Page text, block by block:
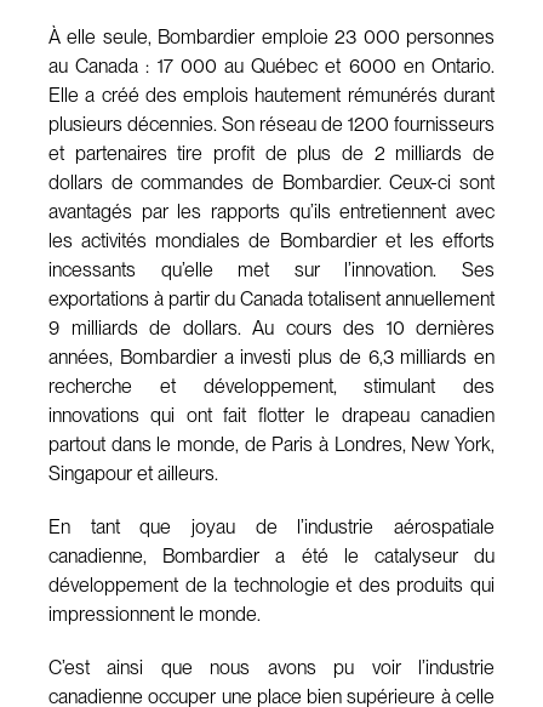
À elle seule, Bombardier emploie 23 000 personnes
au Canada : 17 000 au Québec et 6000 en Ontario.
Elle a créé des emplois hautement rémunérés durant
plusieurs décennies. Son réseau de 1200 fournisseurs
et partenaires tire profit de plus de 2 milliards de
dollars de commandes de Bombardier. Ceux-ci sont
avantagés par les rapports qu’ils entretiennent avec
les activités mondiales de Bombardier et les efforts
incessants qu’elle met sur l’innovation. Ses
exportations à partir du Canada totalisent annuellement
9 milliards de dollars. Au cours des 10 dernières
années, Bombardier a investi plus de 6,3 milliards en
recherche et développement, stimulant des
innovations qui ont fait flotter le drapeau canadien
partout dans le monde, de Paris à Londres, New York,
Singapour et ailleurs.
En tant que joyau de l’industrie aérospatiale
canadienne, Bombardier a été le catalyseur du
développement de la technologie et des produits qui
impressionnent le monde.
C’est ainsi que nous avons pu voir l’industrie
canadienne occuper une place bien supérieure à celle